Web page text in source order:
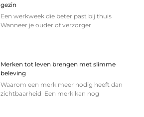
gezin
Een werkweek die beter past bij thuis
Wanneer je ouder of verzorger
Merken tot leven brengen met slimme
beleving
Waarom een merk meer nodig heeft dan
zichtbaarheid Een merk kan nog